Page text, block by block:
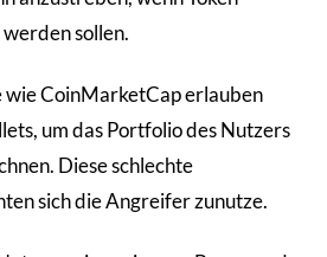
sollen.
wie CoinMarketCap erlauben
um das Portfolio des Nutzers
Diese schlechte
sich die Angreifer zunutze.